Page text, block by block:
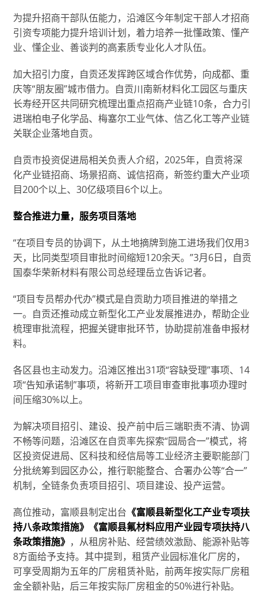
为提升招商干部队伍能力，沿滩区今年制定干部人才招商
引资专项能力提升培训计划，着力培养一批懂政策、懂产
业、懂企业、善谈判的高素质专业化人才队伍。
加大招引力度，自贡还发挥跨区域合作优势，向成都、重
庆等“朋友圈”城市借力。自贡川南新材料化工园区与重庆
长寿经开区共同研究梳理出重点招商产业链10条，合力引
进瑞柏电子化学品、梅塞尔工业气体、信乙化工等产业链
关联企业落地自贡。
自贡市投资促进局相关负责人介绍，2025年，自贡将深
化产业链招商、场景招商、诚信招商，新签约重大产业项
目200个以上、30亿级项目6个以上。
整合推进力量，服务项目落地
“在项目专员的协调下，从土地摘牌到施工进场我们仅用3
天，比同类型项目审批时间缩短120余天。”3月6日，自贡
国泰华荣新材料有限公司总经理岳立告诉记者。
“项目专员帮办代办”模式是自贡助力项目推进的举措之
一。自贡还推动成立新型化工产业发展推进办，帮助企业
梳理审批流程，把握关键审批环节，协助提前准备申报材
料。
各区县也主动发力。沿滩区推出31项“容缺受理”事项、14
项“告知承诺制”事项，将新开工项目审查审批事项办理时
间压缩30%以上。
为解决项目招引、建设、投产前中后三端职责不清、协调
不畅等问题，沿滩区在自贡率先探索“园局合一”模式，将
区投资促进局、区科技和经信局等工业经济主要职能部门
分批统筹到园区办公，推行职能整合、合署办公等“合一”
机制，全链条负责项目招引、项目建设、投产运营。
高位推动，富顺县制定出台 《富顺县新型化工产业专项扶
持八条政策措施》《富顺县氟材料应用产业园专项扶持八
条政策措施》 ，从租房补贴、经营绩效激励、能源补贴等
8方面给予支持。其中提到，租赁产业园标准化厂房的，
可享受周期为五年的厂房租赁补贴，前两年按实际厂房租
金全额补贴，后三年按实际厂房租金的50%进行补贴。